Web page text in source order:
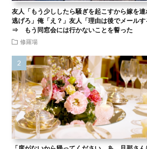
友人「もう少ししたら騒ぎを起こすから嫁を連
逃げろ」俺「え？」友人「理由は後でメールす
⇒ もう同窓会には行かないことを誓った
修羅場